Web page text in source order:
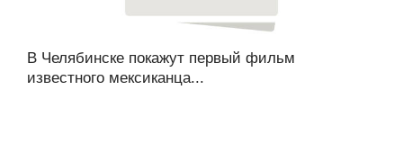
В Челябинске покажут первый фильм
известного мексиканца...